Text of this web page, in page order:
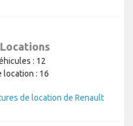
: 12
location : 16
de location de Renault